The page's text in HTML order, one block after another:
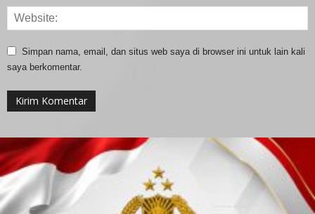
Simpan nama, email, dan situs web saya di browser ini untuk lain kali
saya berkomentar.